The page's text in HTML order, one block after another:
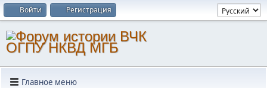
Войти Регистрация
Главное меню